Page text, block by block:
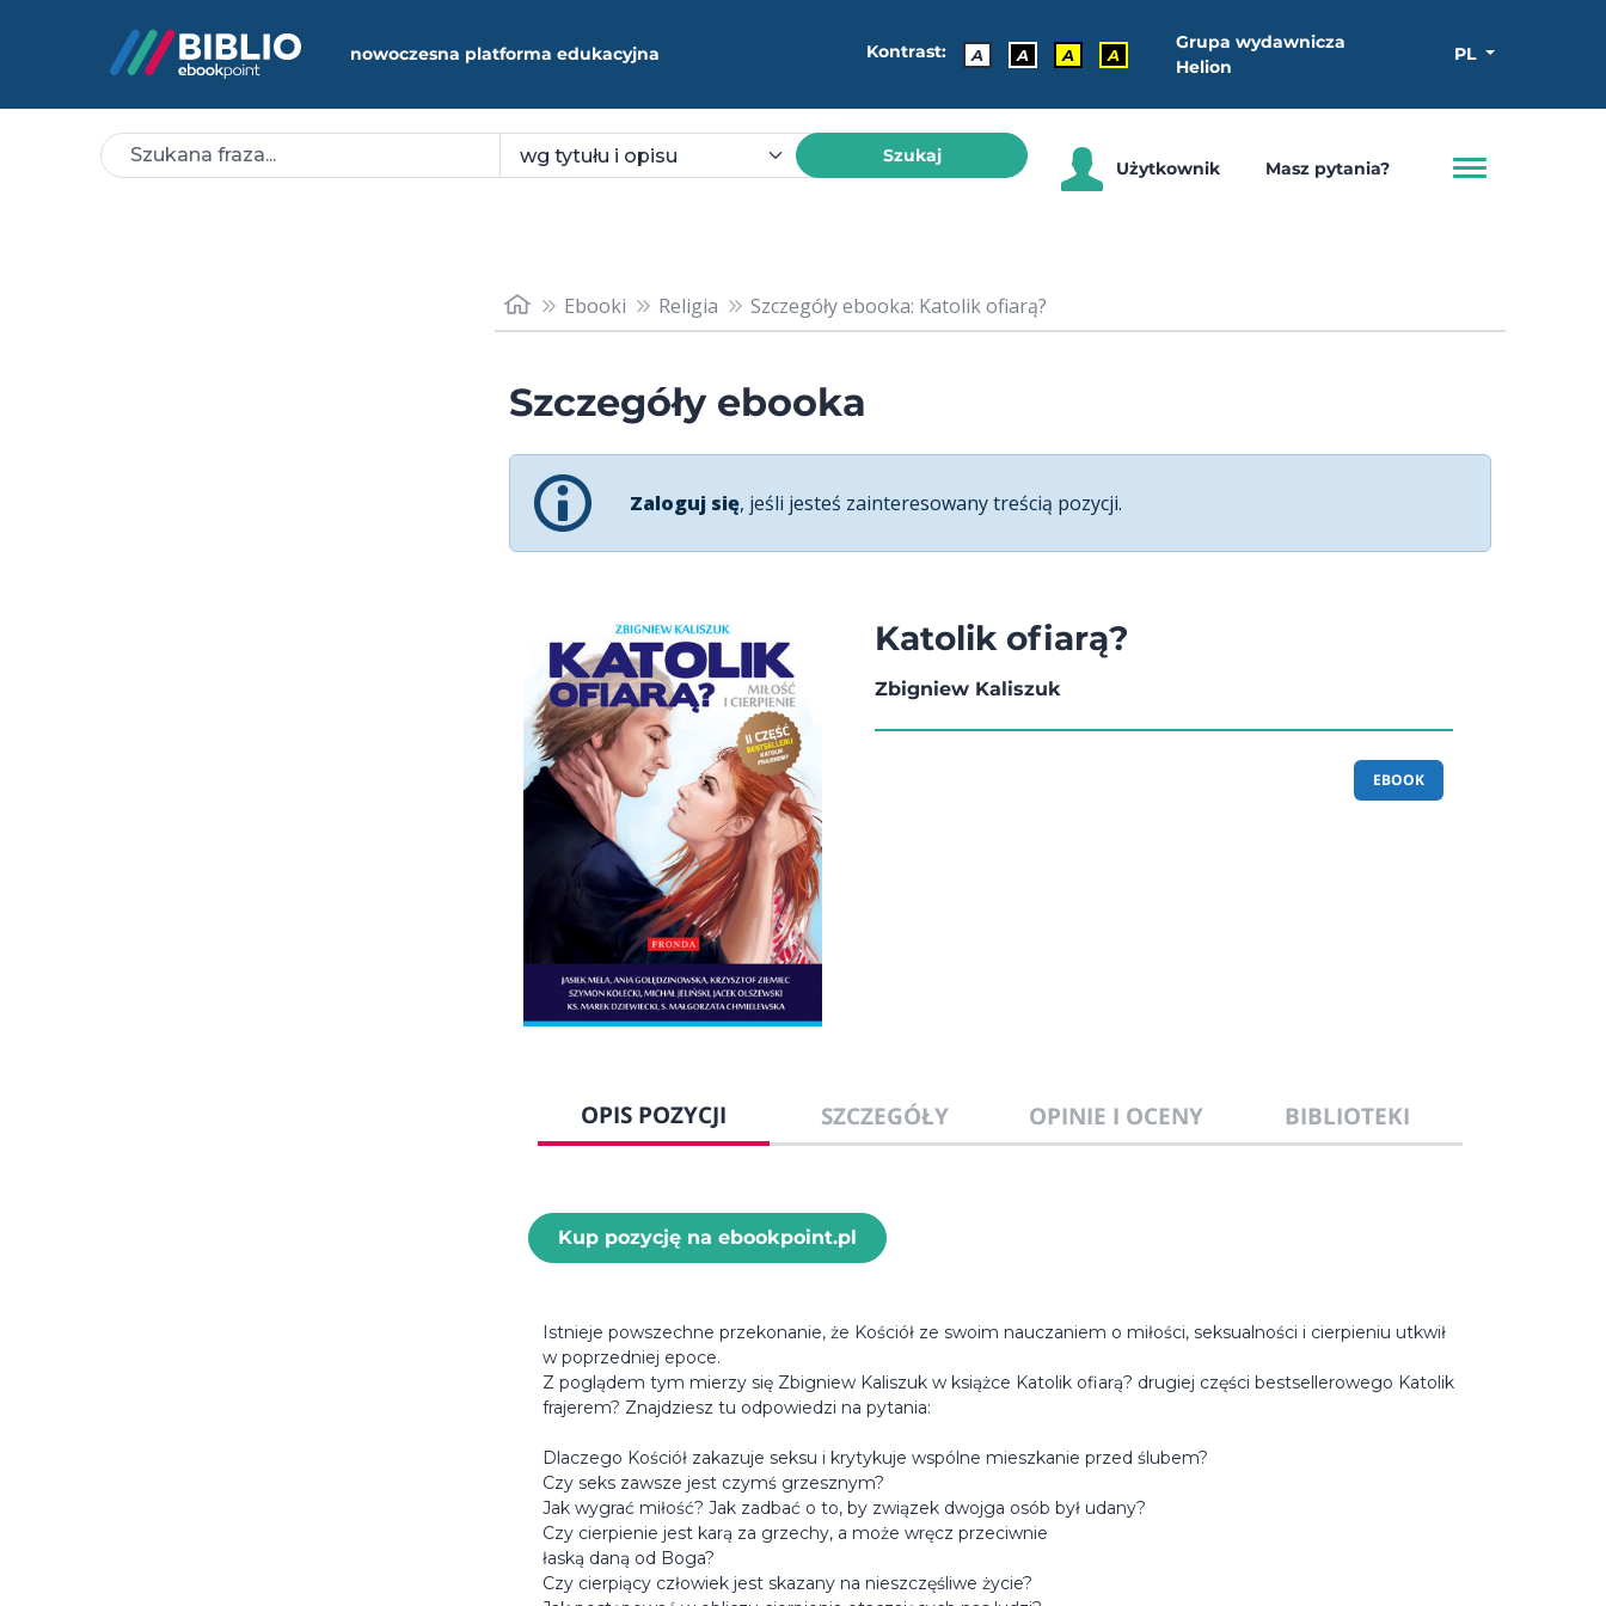
nowoczesna platforma edukacyjna Kontrast: A A A A
Grupa wydawnicza
Helion
PL
Szukaj
Użytkownik Masz pytania?
Ebooki Religia Szczegóły ebooka: Katolik ofiarą?
Szczegóły ebooka
Zaloguj się, jeśli jesteś zainteresowany treścią pozycji.
Katolik ofiarą?
Zbigniew Kaliszuk
EBOOK
OPIS POZYCJI SZCZEGÓŁY OPINIE I OCENY BIBLIOTEKI
Kup pozycję na ebookpoint.pl
Istnieje powszechne przekonanie, że Kościół ze swoim nauczaniem o miłości, seksualności i cierpieniu utkwił
w poprzedniej epoce.
Z poglądem tym mierzy się Zbigniew Kaliszuk w książce Katolik ofiarą? drugiej części bestsellerowego Katolik
frajerem? Znajdziesz tu odpowiedzi na pytania:
Dlaczego Kościół zakazuje seksu i krytykuje wspólne mieszkanie przed ślubem?
Czy seks zawsze jest czymś grzesznym?
Jak wygrać miłość? Jak zadbać o to, by związek dwojga osób był udany?
Czy cierpienie jest karą za grzechy, a może wręcz przeciwnie
łaską daną od Boga?
Czy cierpiący człowiek jest skazany na nieszczęśliwe życie?